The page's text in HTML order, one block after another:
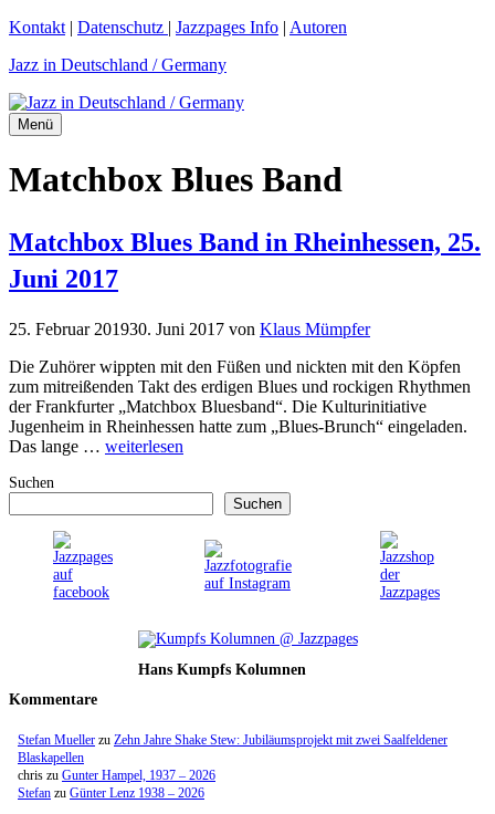
Zum
springen
Kontakt | Datenschutz | Jazzpages Info | Autoren
Jazz in Deutschland / Germany
Menü
Matchbox Blues Band
Matchbox Blues Band in Rheinhessen, 25.
Juni 2017
25. Februar 201930. Juni 2017 von Klaus Mümpfer
Die Zuhörer wippten mit den Füßen und nickten mit den Köpfen
zum mitreißenden Takt des erdigen Blues und rockigen Rhythmen
der Frankfurter „Matchbox Bluesband“. Die Kulturinitiative
Jugenheim in Rheinhessen hatte zum „Blues-Brunch“ eingeladen.
Das lange … weiterlesen
Suchen
Suchen
Hans Kumpfs Kolumnen
Kommentare
Stefan Mueller zu Zehn Jahre Shake Stew: Jubiläumsprojekt mit zwei Saalfeldener
Blaskapellen
chris zu Gunter Hampel, 1937 – 2026
Stefan zu Günter Lenz 1938 – 2026